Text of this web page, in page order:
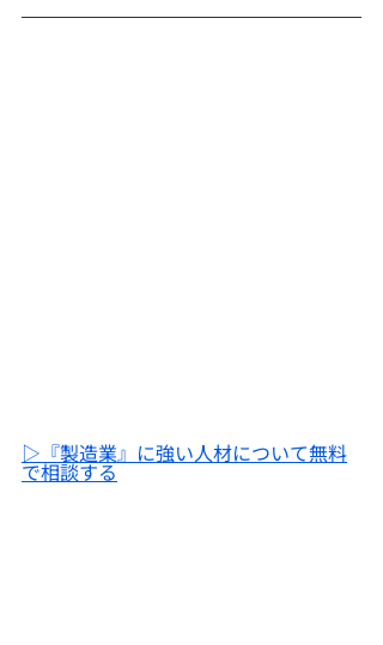
▷『製造業』に強い人材について無料
で相談する